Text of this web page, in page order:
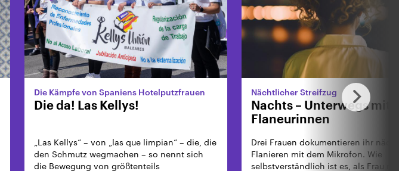
Die Kämpfe von Spaniens Hotelputzfrauen
Die da! Las Kellys!
„Las Kellys“ – von „las que limpian“ – die, die
den Schmutz wegmachen – so nennt sich
die Bewegung von größtenteils
Nächtlicher Streifzug
Nachts – Unterwegs mit
Flaneurinnen
Drei Frauen dokumentieren ihr
Flanieren mit dem Mikrofon. Wie
selbstverständlich ist es, als Frau